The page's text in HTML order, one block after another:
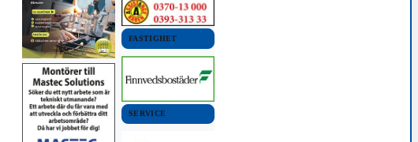
FASTIGHET
SERVICE